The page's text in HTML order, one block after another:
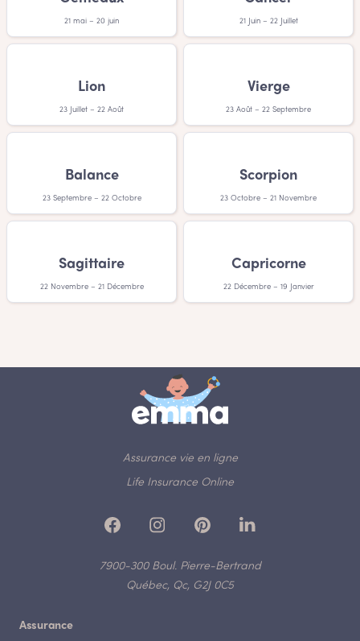
est quand même une tâche somme toute difficile. Une
chose est sûre, c’est que votre petite ayant un prénom fille
Persan va vous adorer!
21 mai – 20 juin 21 Juin – 22 Juillet
Lion
23 Juillet – 22 Août
Vierge
23 Août – 22 Septembre
Balance
23 Septembre – 22 Octobre
Scorpion
23 Octobre – 21 Novembre
Sagittaire
22 Novembre – 21 Décembre
Capricorne
22 Décembre – 19 Janvier
Assurance vie en ligne
Life Insurance Online
7900-300 Boul. Pierre-Bertrand
Québec, Qc, G2J 0C5
Assurance